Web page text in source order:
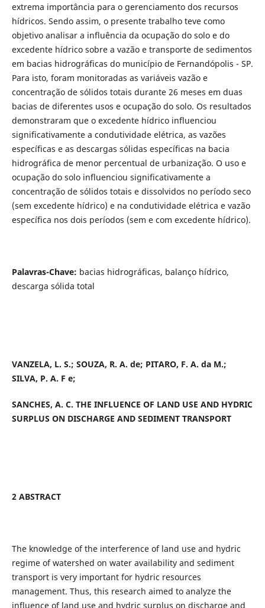
extrema importância para o gerenciamento dos recursos
hídricos. Sendo assim, o presente trabalho teve como
objetivo analisar a influência da ocupação do solo e do
excedente hídrico sobre a vazão e transporte de sedimentos
em bacias hidrográficas do município de Fernandópolis - SP.
Para isto, foram monitoradas as variáveis vazão e
concentração de sólidos totais durante 26 meses em duas
bacias de diferentes usos e ocupação do solo. Os resultados
demonstraram que o excedente hídrico influenciou
significativamente a condutividade elétrica, as vazões
específicas e as descargas sólidas específicas na bacia
hidrográfica de menor percentual de urbanização. O uso e
ocupação do solo influenciou significativamente a
concentração de sólidos totais e dissolvidos no período seco
(sem excedente hídrico) e na condutividade elétrica e vazão
específica nos dois períodos (sem e com excedente hídrico).
Palavras-Chave: bacias hidrográficas, balanço hídrico,
descarga sólida total
VANZELA, L. S.; SOUZA, R. A. de; PITARO, F. A. da M.;
SILVA, P. A. F e;
SANCHES, A. C. THE INFLUENCE OF LAND USE AND HYDRIC
SURPLUS ON DISCHARGE AND SEDIMENT TRANSPORT
2 ABSTRACT
The knowledge of the interference of land use and hydric
regime of watershed on water availability and sediment
transport is very important for hydric resources
management. Thus, this research aimed to analyze the
influence of land use and hydric surplus on discharge and